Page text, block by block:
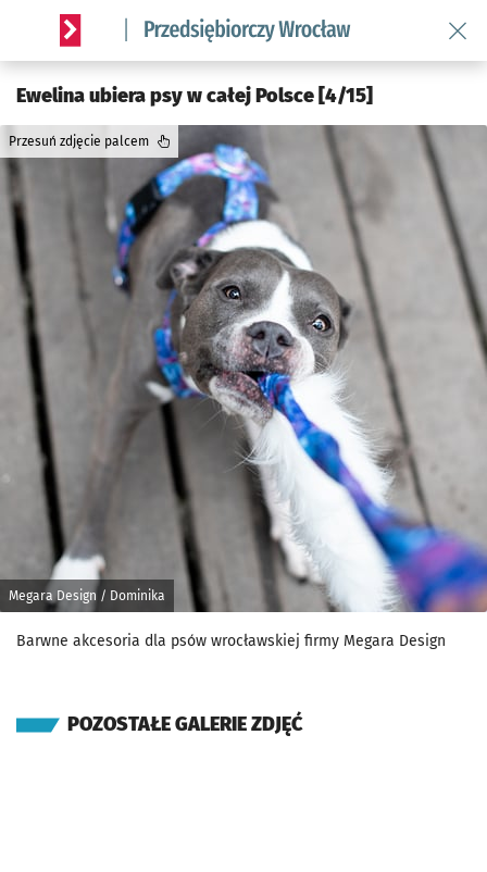
Serwis informacyjny wroclaw.pl podserwis: Strategia
Ewelina ubiera psy w całej Polsce [4/15]
Megara Design / Dominika
Przesuń zdjęcie palcem
Barwne akcesoria dla psów wrocławskiej firmy Megara Design
POZOSTAŁE GALERIE ZDJĘĆ